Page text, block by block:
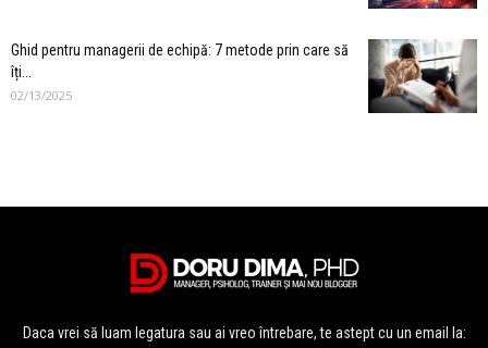
Ghid pentru managerii de echipă: 7 metode prin care să
îți...
02/13/2025
Daca vrei să luam legatura sau ai vreo întrebare, te astept cu un email la: